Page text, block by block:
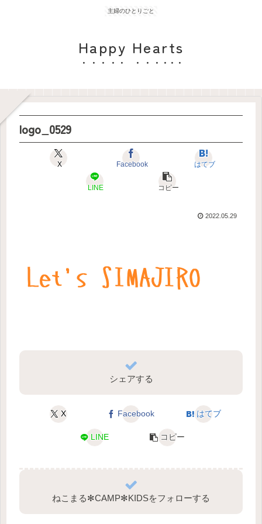
主婦のひとりごと
Happy Hearts
logo_0529
X Facebook はてブ
LINE コピー
2022.05.29
シェアする
X Facebook はてブ
LINE コピー
ねこまる✻CAMP✻KIDSをフォローする